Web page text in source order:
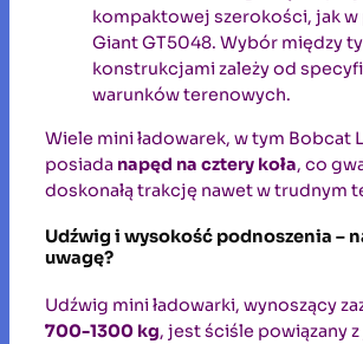
kompaktowej szerokości, jak w
Giant GT5048. Wybór między
konstrukcjami zależy od
warunków terenowych.
Wiele mini ładowarek, w tym Bobcat
posiada napęd na cztery koła, co
doskonałą trakcję nawet w trudnym
Udźwig i wysokość podnoszenia –
uwagę?
Udźwig mini ładowarki, wynoszący
700-1300 kg, jest ściśle powiązany